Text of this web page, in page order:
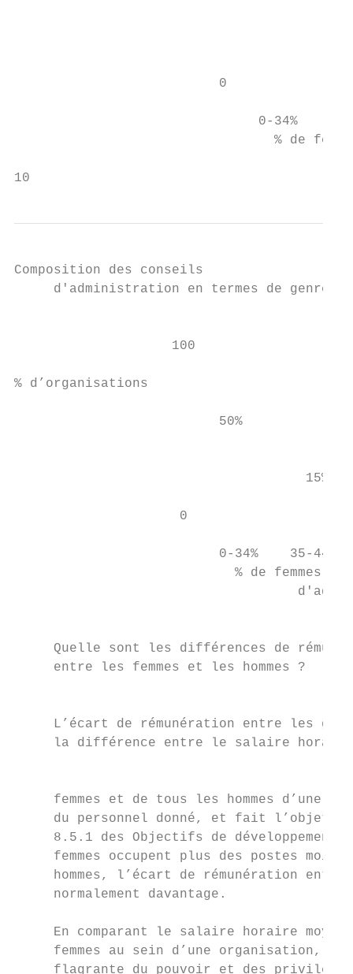
                          0
0-34%
% de
10
Composition des conseils
d'administration en termes de genre
100
% d’organisations
50%
15%
                     0
0-34%    35-44%
% de femmes au
Quelle sont les différences de
     entre les femmes et les hommes ?
L’écart de rémunération entre les
la différence entre le salaire
femmes et de tous les hommes d’une
du personnel donné, et fait l’objet
8.5.1 des Objectifs de développement
femmes occupent plus des postes
hommes, l’écart de rémunération entre
normalement davantage.
En comparant le salaire horaire
femmes au sein d’une organisation, on
flagrante du pouvoir et des